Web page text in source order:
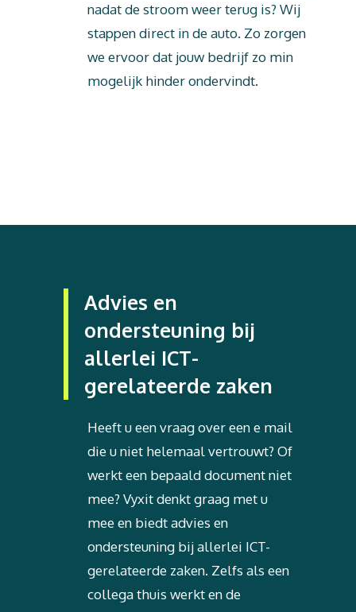
nadat de stroom weer terug is? Wij
stappen direct in de auto. Zo zorgen
we ervoor dat jouw bedrijf zo min
mogelijk hinder ondervindt.
Advies en
ondersteuning bij
allerlei ICT-
gerelateerde zaken
Heeft u een vraag over een e mail
die u niet helemaal vertrouwt? Of
werkt een bepaald document niet
mee? Vyxit denkt graag met u
mee en biedt advies en
ondersteuning bij allerlei ICT-
gerelateerde zaken. Zelfs als een
collega thuis werkt en de